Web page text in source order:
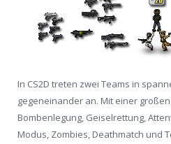
In CS2D treten zwei Teams in
gegeneinander an. Mit einer
Bombenlegung, Geiselrettung,
Modus, Zombies, Deathmatch und